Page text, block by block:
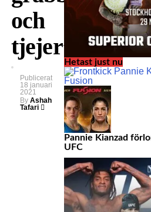
och
tjejer”
Publicerat
18 januari
2021
By Ashah
Tafari
Hetast just nu
Pannie Kianzad
UFC